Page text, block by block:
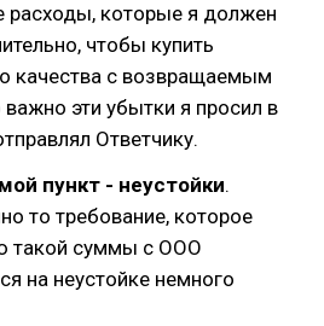
расходы, которые я должен
чтобы купить
качества с возвращаемым
эти убытки я просил в
Ответчику.
пункт - неустойки.
то требование, которое
такой суммы с ООО
на неустойке немного